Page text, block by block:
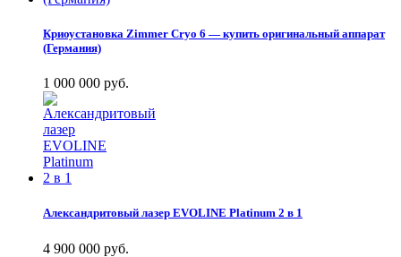
Криоустановка Zimmer Cryo 6 — купить оригинальный аппарат
(Германия)
1 000 000 руб.
Александритовый лазер EVOLINE Platinum 2 в 1
4 900 000 руб.